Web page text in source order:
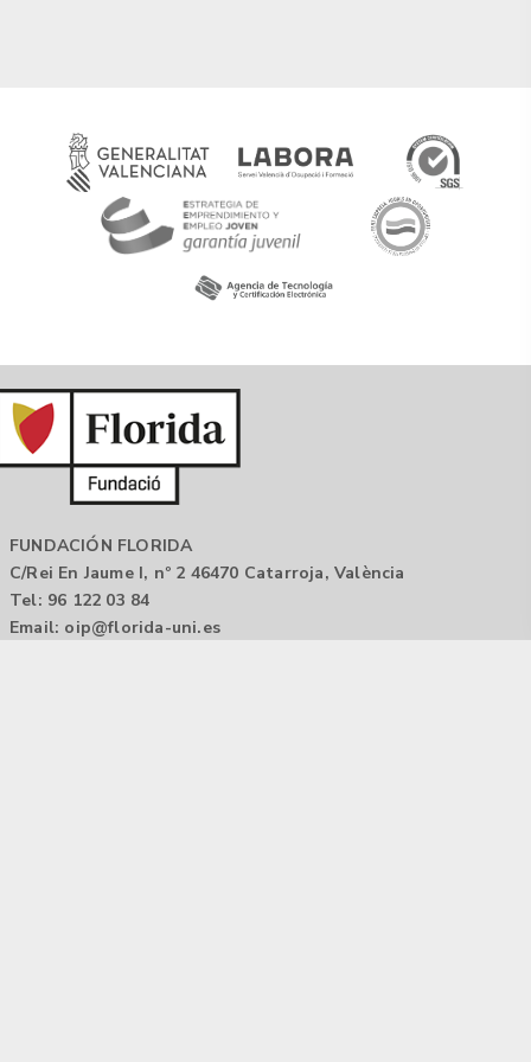
FUNDACIÓN FLORIDA
C/Rei En Jaume I, nº 2 46470 Catarroja, València
Tel: 96 122 03 84
Email: oip@florida-uni.es